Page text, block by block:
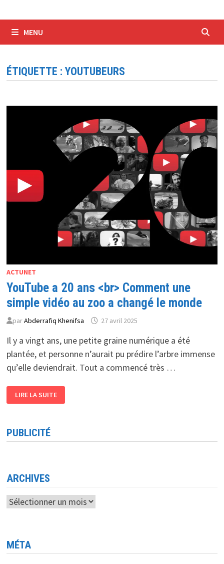
MENU
ÉTIQUETTE : YOUTUBEURS
ACTUNET
YouTube a 20 ans <br> Comment une
simple vidéo au zoo a changé le monde
parAbderrafiq Khenifsa 27 avril 2025
Il y a vingt ans, une petite graine numérique a été
plantée, et personne n’aurait pu prédire l’arbre immense
qu’elle deviendrait. Tout a commencé très …
YOUTUBE
A
20
UNE
SIMPLE
CHANGÉ
LE
MONDE
LIRE LA SUITE
PUBLICITÉ
ARCHIVES
Archives
MÉTA